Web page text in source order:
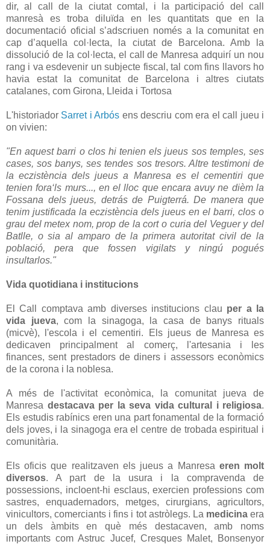
dir, al call de la ciutat comtal, i la participació del call
manresà es troba diluïda en les quantitats que en la
documentació oficial s’adscriuen només a la comunitat en
cap d’aquella col·lecta, la ciutat de Barcelona. Amb la
dissolució de la col·lecta, el call de Manresa adquirí un nou
rang i va esdevenir un subjecte fiscal, tal com fins llavors ho
havia estat la comunitat de Barcelona i altres ciutats
catalanes, com Girona, Lleida i Tortosa
L'historiador Sarret i Arbós ens descriu com era el call jueu i
on vivien:
"En aquest barri o clos hi tenien els jueus sos temples, ses
cases, sos banys, ses tendes sos tresors. Altre testimoni de
la eczistència dels jueus a Manresa es el cementiri que
tenien fora‘ls murs..., en el lloc que encara avuy ne dièm la
Fossana dels jueus, detrás de Puigterrá. De manera que
tenim justificada la eczistència dels jueus en el barri, clos o
grau del metex nom, prop de la cort o curia del Veguer y del
Batlle, o sia al amparo de la primera autoritat civil de la
població, pera que fossen vigilats y ningú pogués
insultarlos."
Vida quotidiana i institucions
El Call comptava amb diverses institucions clau per a la
vida jueva, com la sinagoga, la casa de banys rituals
(micvè), l'escola i el cementiri. Els jueus de Manresa es
dedicaven principalment al comerç, l'artesania i les
finances, sent prestadors de diners i assessors econòmics
de la corona i la noblesa.
A més de l'activitat econòmica, la comunitat jueva de
Manresa destacava per la seva vida cultural i religiosa.
Els estudis rabínics eren una part fonamental de la formació
dels joves, i la sinagoga era el centre de trobada espiritual i
comunitària.
Els oficis que realitzaven els jueus a Manresa eren molt
diversos. A part de la usura i la compravenda de
possessions, incloent-hi esclaus, exercien professions com
sastres, enquadernadors, metges, cirurgians, agricultors,
vinicultors, comerciants i fins i tot astròlegs. La medicinaera
un dels àmbits en què més destacaven, amb noms
importants com Astruc Jucef, Cresques Malet, Bonsenyor